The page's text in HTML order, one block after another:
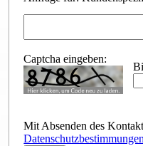
Captcha eingeben:
Mit Absenden des
Datenschutzbestimmungen